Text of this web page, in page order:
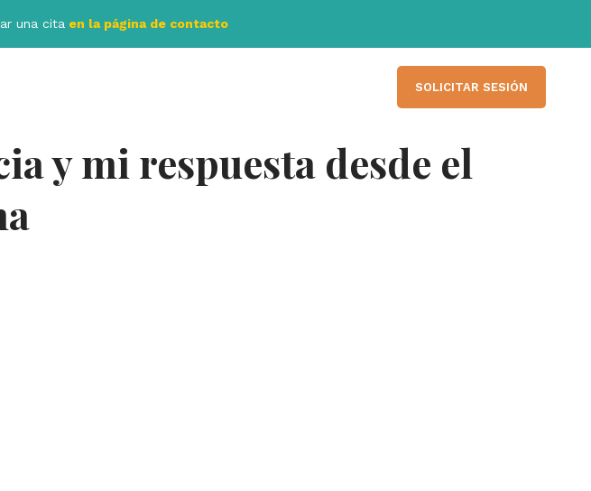
una cita en la página de contacto
SOLICITAR SESIÓN
y mi respuesta desde el